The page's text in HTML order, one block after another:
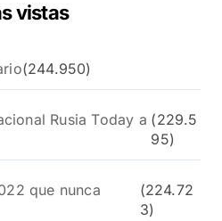
vistas
(244.950)
Rusia Today a (229.5
95)
que nunca
(224.72
3)